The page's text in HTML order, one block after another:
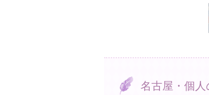
名古屋・個